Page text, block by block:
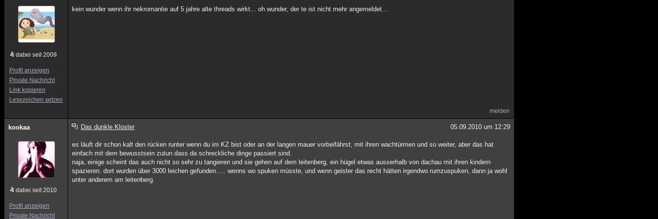
dabei seit 2009
Profil anzeigen
Private Nachricht
Link kopieren
Lesezeichen setzen
kein wunder wenn ihr nekromantie auf 5 jahre alte threads wirkt... oh wunder, der te ist nicht mehr angemeldet...
melden
kookaa
dabei seit 2010
Profil anzeigen
Private Nachricht
Das dunkle Kloster 05.09.2010 um 12:29
es läuft dir schon kalt den rücken runter wenn du im KZ bist oder an der langen mauer vorbeifährst, mit ihren wachtürmen und so weiter, aber das hat
einfach mit dem bewusstsein zutun dass da schreckliche dinge passiert sind.
naja, einige scheint das auch nicht so sehr zu tangieren und sie gehen auf dem leitenberg, ein hügel etwas ausserhalb von dachau mit ihren kindern
spazieren. dort wurden über 3000 leichen gefunden..... wenns wo spuken müsste, und wenn geister das recht hätten irgendwo rumzuspuken, dann ja wohl
unter anderem am leitenberg.